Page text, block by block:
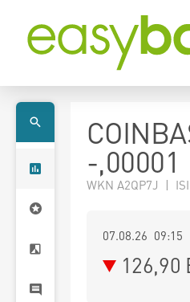
-,00001
WKN A2QP7J |
07.08.26 09:15
126,90